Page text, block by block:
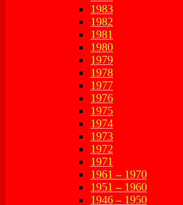
1983
1982
1981
1980
1979
1978
1977
1976
1975
1974
1973
1972
1971
1961 – 1970
1951 – 1960
1946 – 1950